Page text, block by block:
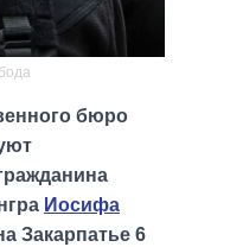
бюро
Иосифа
Закарпатье 6